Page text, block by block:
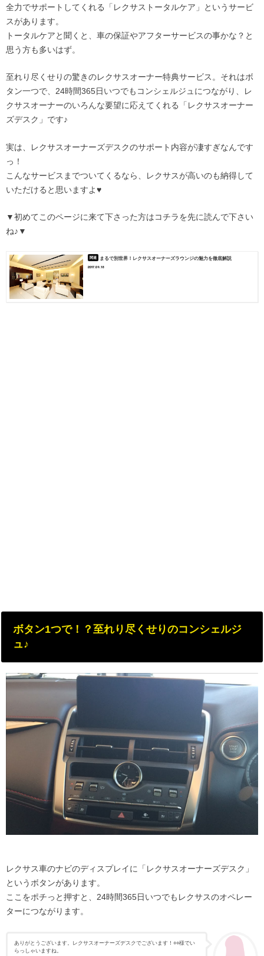
全力でサポートしてくれる「レクサストータルケア」というサービ
スがあります。
トータルケアと聞くと、車の保証やアフターサービスの事かな？と
思う方も多いはず。
至れり尽くせりの驚きのレクサスオーナー特典サービス。それはボ
タン一つで、24時間365日いつでもコンシェルジュにつながり、レ
クサスオーナーのいろんな要望に応えてくれる「レクサスオーナー
ズデスク」です♪
実は、レクサスオーナーズデスクのサポート内容が凄すぎなんです
っ！
こんなサービスまでついてくるなら、レクサスが高いのも納得して
いただけると思いますよ♥
▼初めてこのページに来て下さった方はコチラを先に読んで下さい
ね♪▼
まるで別世界！レクサスオーナーズラウンジの魅力を徹底解説
2017.09.18
ボタン1つで！？至れり尽くせりのコンシェルジ
ュ♪
レクサス車のナビのディスプレイに「レクサスオーナーズデスク」
というボタンがあります。
ここをポチっと押すと、24時間365日いつでもレクサスのオペレー
ターにつながります。
ありがとうございます。レクサスオーナーズデスクでございます！○○様でい
らっしゃいますね。